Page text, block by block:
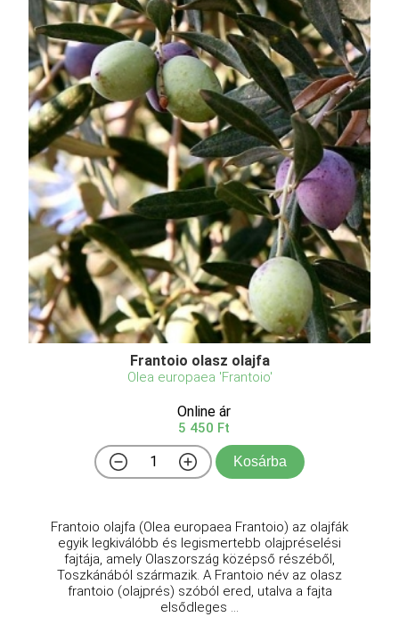
Frantoio olasz olajfa
Olea europaea 'Frantoio'
Online ár
5 450 Ft
Kosárba
Frantoio olajfa (Olea europaea Frantoio) az olajfák
egyik legkiválóbb és legismertebb olajpréselési
fajtája, amely Olaszország középső részéből,
Toszkánából származik. A Frantoio név az olasz
frantoio (olajprés) szóból ered, utalva a fajta
elsődleges ...